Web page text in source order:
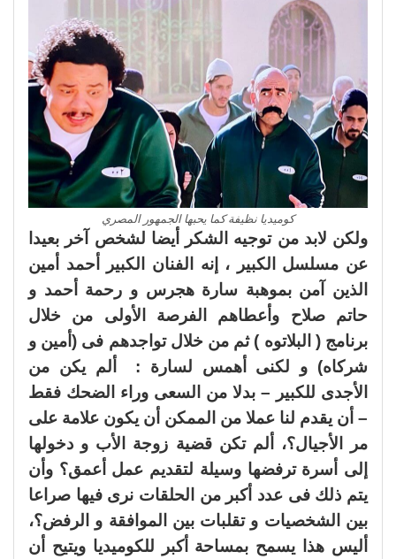
كوميديا نظيفة كما يحبها الجمهور المصري
ولكن لابد من توجيه الشكر أيضا لشخص آخر بعيدا
عن مسلسل الكبير ، إنه الفنان الكبير أحمد أمين
الذين آمن بموهبة سارة هجرس و رحمة أحمد و
حاتم صلاح وأعطاهم الفرصة الأولى من خلال
برنامج ( البلاتوه ) ثم من خلال تواجدهم فى (أمين و
شركاه) و لكنى أهمس لسارة : ألم يكن من
الأجدى للكبير – بدلا من السعى وراء الضحك فقط
– أن يقدم لنا عملا من الممكن أن يكون علامة على
مر الأجيال؟، ألم تكن قضية زوجة الأب و دخولها
إلى أسرة ترفضها وسيلة لتقديم عمل أعمق؟ وأن
يتم ذلك فى عدد أكبر من الحلقات نرى فيها صراعا
بين الشخصيات و تقلبات بين الموافقة و الرفض؟،
أليس هذا يسمح بمساحة أكبر للكوميديا ويتيح أن